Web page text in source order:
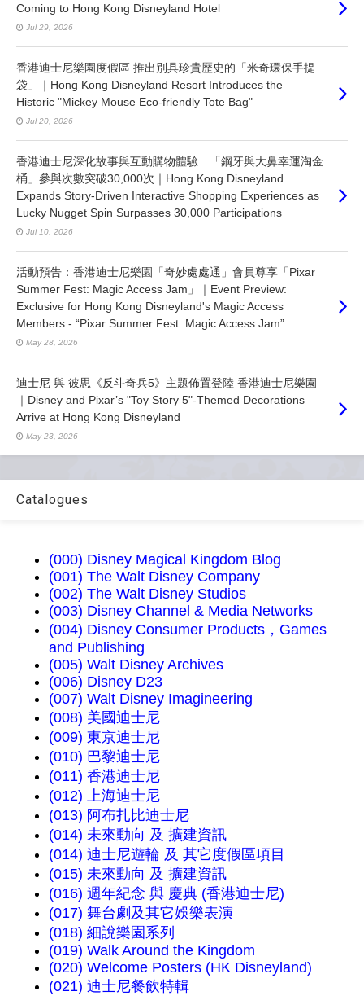
Coming to Hong Kong Disneyland Hotel
Jul 29, 2026
香港迪士尼樂園度假區 推出別具珍貴歷史的「米奇環保手提
袋」｜Hong Kong Disneyland Resort Introduces the
Historic "Mickey Mouse Eco-friendly Tote Bag"
Jul 20, 2026
香港迪士尼深化故事與互動購物體驗 「鋼牙與大鼻幸運淘金
桶」參與次數突破30,000次｜Hong Kong Disneyland
Expands Story-Driven Interactive Shopping Experiences as
Lucky Nugget Spin Surpasses 30,000 Participations
Jul 10, 2026
活動預告：香港迪士尼樂園「奇妙處處通」會員尊享「Pixar
Summer Fest: Magic Access Jam」｜Event Preview:
Exclusive for Hong Kong Disneyland's Magic Access
Members - “Pixar Summer Fest: Magic Access Jam”
May 28, 2026
迪士尼 與 彼思《反斗奇兵5》主題佈置登陸 香港迪士尼樂園
｜Disney and Pixar’s "Toy Story 5"-Themed Decorations
Arrive at Hong Kong Disneyland
May 23, 2026
Catalogues
(000) Disney Magical Kingdom Blog
(001) The Walt Disney Company
(002) The Walt Disney Studios
(003) Disney Channel & Media Networks
(004) Disney Consumer Products，Games
and Publishing
(005) Walt Disney Archives
(006) Disney D23
(007) Walt Disney Imagineering
(008) 美國迪士尼
(009) 東京迪士尼
(010) 巴黎迪士尼
(011) 香港迪士尼
(012) 上海迪士尼
(013) 阿布扎比迪士尼
(014) 未來動向 及 擴建資訊
(014) 迪士尼遊輪 及 其它度假區項目
(015) 未來動向 及 擴建資訊
(016) 週年紀念 與 慶典 (香港迪士尼)
(017) 舞台劇及其它娛樂表演
(018) 細說樂園系列
(019) Walk Around the Kingdom
(020) Welcome Posters (HK Disneyland)
(021) 迪士尼餐飲特輯